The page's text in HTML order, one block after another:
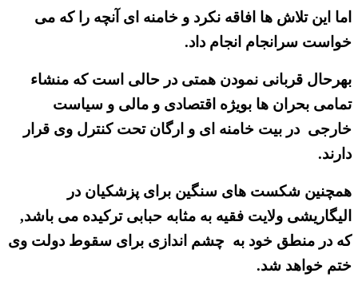
اما این تلاش ها افاقه نکرد و خامنه ای آنچه را که می
خواست سرانجام انجام داد.
بهرحال قربانی نمودن همتی در حالی است که منشاء
تمامی بحران ها بویژه اقتصادی و مالی و سیاست
خارجی در بیت خامنه ای و ارگان تحت کنترل وی قرار
دارند.
همچنین شکست های سنگین برای پزشکیان در
الیگاریشی ولایت فقیه به مثابه حبابی ترکیده می باشد,
که در منطق خود به چشم اندازی برای سقوط دولت وی
ختم خواهد شد.